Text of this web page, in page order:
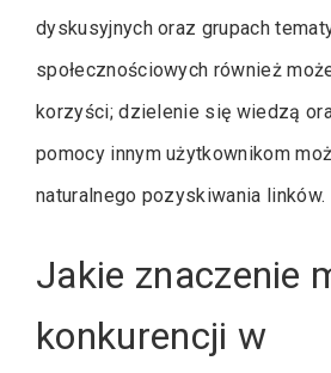
dyskusyjnych oraz grupach
społecznościowych również
korzyści; dzielenie się wiedzą
pomocy innym użytkownikom
naturalnego pozyskiwania linków.
Jakie znaczenie
konkurencji w